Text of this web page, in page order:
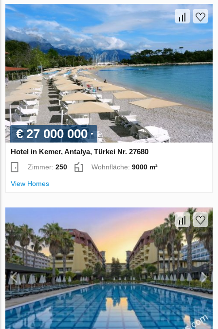
€ 27 000 000
Hotel in Kemer, Antalya, Türkei Nr. 27680
Zimmer:250 Wohnfläche:9000 m²
View Homes